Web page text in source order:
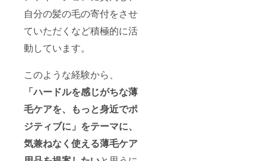
自分の髪の毛の寄付をさせ
ていただくなど積極的に活
動しています。
このような経験から、
「ハードルを感じがちな薄
毛ケアを、もっと身近でポ
ジティブに」をテーマに、
気兼ねなく使える薄毛ケア